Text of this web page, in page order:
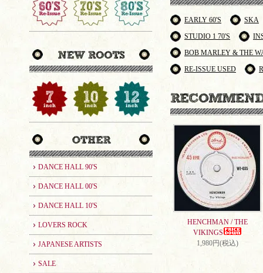
DANCE HALL 90'S
DANCE HALL 00'S
DANCE HALL 10'S
LOVERS ROCK
JAPANESE ARTISTS
SALE
EARLY 60'S
SKA
STUDIO 1 70'S
BOB MARLEY & THE
RE-ISSUE USED
HENCHMAN / THE
VIKINGS
1,980円(税込)